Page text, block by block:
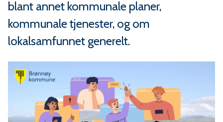
m
m
u
n
e
blant annet kommunale planer,
kommunale tjenester, og om
lokalsamfunnet generelt.